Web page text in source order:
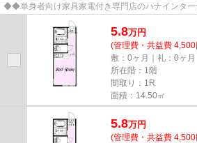
◆◆単身者向け家具家電付き専門店のハナインタ
5.8万円
(管理費・共益費
敷：0ヶ月｜礼：0ヶ月
所在階：1階
間取り：1R
面積：14.50㎡
5.8万円
(管理費・共益費